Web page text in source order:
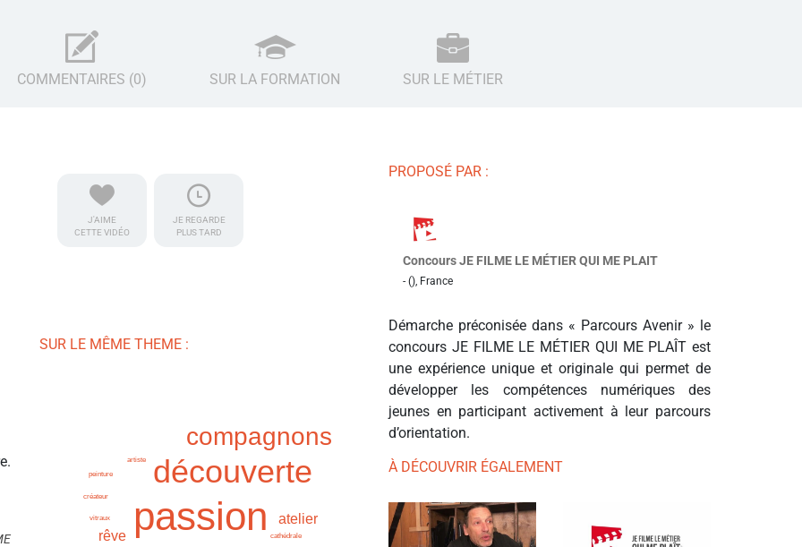
COMMENTAIRES (0) SUR LA FORMATION SUR LE MÉTIER
J'AIME
CETTE VIDÉO
JE REGARDE
PLUS TARD
SUR LE MÊME THEME :
passion
découverte
compagnons
atelier
rêve
cathédrale
vitraux
artiste
créateur
peinture
PROPOSÉ PAR :
Concours JE FILME LE MÉTIER QUI ME PLAIT
- (), France
Démarche préconisée dans « Parcours Avenir » le
concours JE FILME LE MÉTIER QUI ME PLAÎT est
une expérience unique et originale qui permet de
développer les compétences numériques des
jeunes en participant activement à leur parcours
d’orientation.
À DÉCOUVRIR ÉGALEMENT